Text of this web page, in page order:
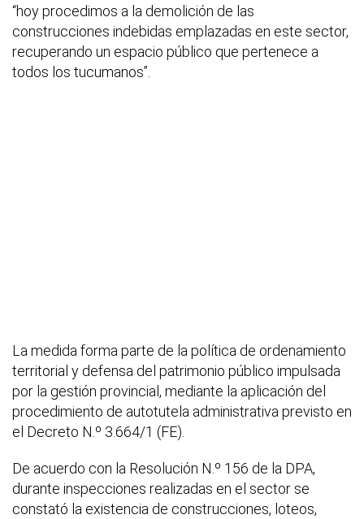
“hoy procedimos a la demolición de las
construcciones indebidas emplazadas en este sector,
recuperando un espacio público que pertenece a
todos los tucumanos”.
La medida forma parte de la política de ordenamiento
territorial y defensa del patrimonio público impulsada
por la gestión provincial, mediante la aplicación del
procedimiento de autotutela administrativa previsto en
el Decreto N.º 3.664/1 (FE).
De acuerdo con la Resolución N.º 156 de la DPA,
durante inspecciones realizadas en el sector se
constató la existencia de construcciones, loteos,